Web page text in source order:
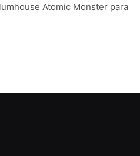
Atomic Monster para